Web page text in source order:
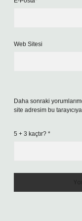
Web Sitesi
Daha sonraki
site adresim bu
5 + 3 kaçtır? *